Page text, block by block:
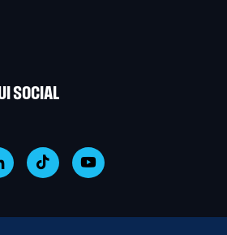
SOCIAL